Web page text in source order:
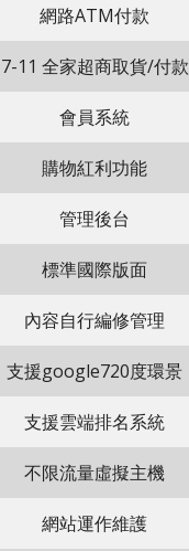
網路ATM付款
7-11 全家超商取貨/付款
會員系統
購物紅利功能
管理後台
標準國際版面
內容自行編修管理
支援google720度環景
支援雲端排名系統
不限流量虛擬主機
網站運作維護